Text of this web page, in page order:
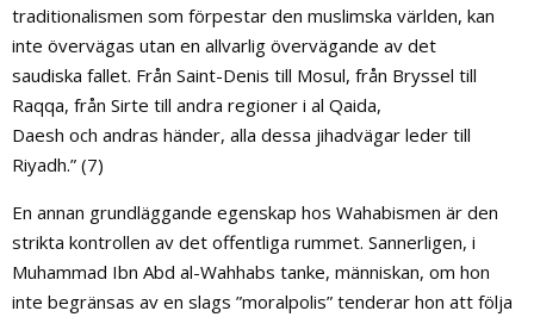
traditionalismen som förpestar den muslimska världen, kan
inte övervägas utan en allvarlig övervägande av det
saudiska fallet. Från Saint-Denis till Mosul, från Bryssel till
Raqqa, från Sirte till andra regioner i al Qaida,
Daesh och andras händer, alla dessa jihadvägar leder till
Riyadh.” (7)
En annan grundläggande egenskap hos Wahabismen är den
strikta kontrollen av det offentliga rummet. Sannerligen, i
Muhammad Ibn Abd al-Wahhabs tanke, människan, om hon
inte begränsas av en slags ”moralpolis” tenderar hon att följa